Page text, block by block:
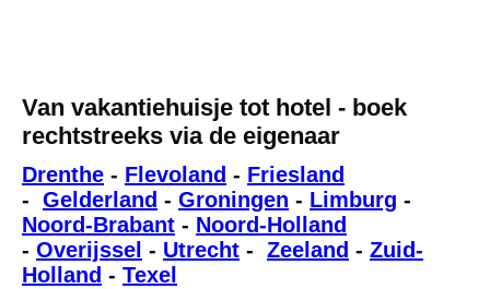
Van vakantiehuisje tot hotel - boek
rechtstreeks via de eigenaar
Drenthe - Flevoland - Friesland
- Gelderland - Groningen - Limburg -
Noord-Brabant - Noord-Holland
- Overijssel - Utrecht - Zeeland - Zuid-
Holland - Texel